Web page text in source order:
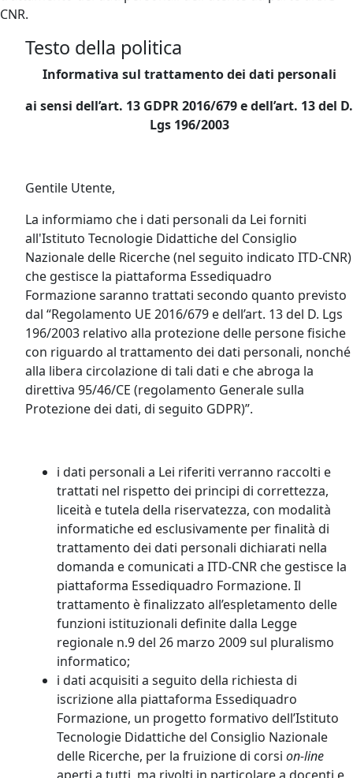
CNR.
Testo della politica
Informativa sul trattamento dei dati personali
ai sensi dell’art. 13 GDPR 2016/679 e dell’art. 13 del D.
Lgs 196/2003
Gentile Utente,
La informiamo che i dati personali da Lei forniti
all'Istituto Tecnologie Didattiche del Consiglio
Nazionale delle Ricerche (nel seguito indicato ITD-CNR)
che gestisce la piattaforma Essediquadro
Formazione saranno trattati secondo quanto previsto
dal “Regolamento UE 2016/679 e dell’art. 13 del D. Lgs
196/2003 relativo alla protezione delle persone fisiche
con riguardo al trattamento dei dati personali, nonché
alla libera circolazione di tali dati e che abroga la
direttiva 95/46/CE (regolamento Generale sulla
Protezione dei dati, di seguito GDPR)”.
i dati personali a Lei riferiti verranno raccolti e
trattati nel rispetto dei principi di correttezza,
liceità e tutela della riservatezza, con modalità
informatiche ed esclusivamente per finalità di
trattamento dei dati personali dichiarati nella
domanda e comunicati a ITD-CNR che gestisce la
piattaforma Essediquadro Formazione. Il
trattamento è finalizzato all’espletamento delle
funzioni istituzionali definite dalla Legge
regionale n.9 del 26 marzo 2009 sul pluralismo
informatico;
i dati acquisiti a seguito della richiesta di
iscrizione alla piattaforma Essediquadro
Formazione, un progetto formativo dell’Istituto
Tecnologie Didattiche del Consiglio Nazionale
delle Ricerche, per la fruizione di corsi on-line